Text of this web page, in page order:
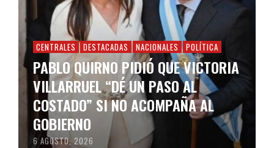
CENTRALES DESTACADAS NACIONALES POLÍTICA
PABLO QUIRNO PIDIÓ QUE VICTORIA
VILLARRUEL “DÉ UN PASO AL
COSTADO” SI NO ACOMPAÑA AL
GOBIERNO
6 AGOSTO, 2026